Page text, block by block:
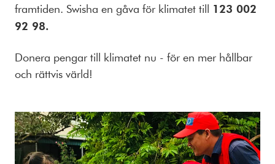
framtiden. Swisha en gåva för klimatet till 123 002
92 98.
Donera pengar till klimatet nu - för en mer hållbar
och rättvis värld!